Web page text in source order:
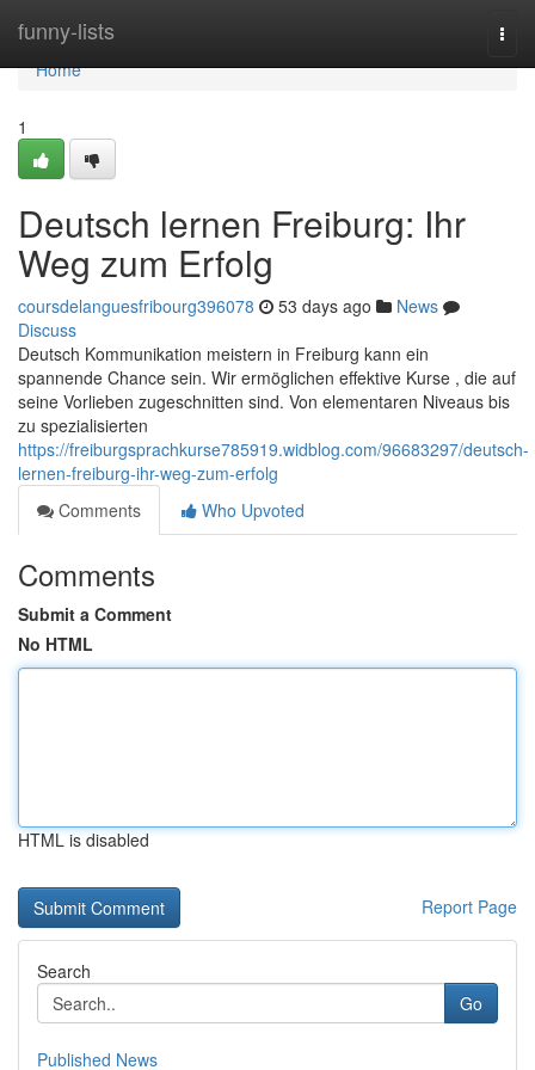
funny-lists
Home
Home
1
Deutsch lernen Freiburg: Ihr
Weg zum Erfolg
coursdelanguesfribourg396078 53 days ago
News
Discuss
Deutsch Kommunikation meistern in Freiburg kann ein
spannende Chance sein. Wir ermöglichen effektive Kurse , die auf
seine Vorlieben zugeschnitten sind. Von elementaren Niveaus bis
zu spezialisierten
https://freiburgsprachkurse785919.widblog.com/96683297/deutsch-
lernen-freiburg-ihr-weg-zum-erfolg
Comments
Who Upvoted
Comments
Submit a Comment
No HTML
HTML is disabled
Report Page
Search
Go
Published News